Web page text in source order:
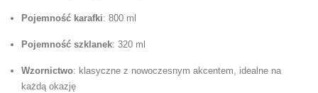
Pojemność karafki: 800 ml
Pojemność szklanek: 320 ml
Wzornictwo: klasyczne z nowoczesnym akcentem, idealne na
każdą okazję